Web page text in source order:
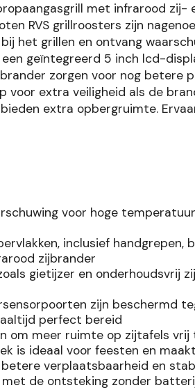
met infrarood
RVS grillroosters zijn
het grillen en ontvang
geïntegreerd 5 inch lcd-
zorgen voor nog betere
extra veiligheid als de
extra opbergruimte.
voor hoge
inclusief handgrepen,
zijbrander
gietijzer en onderhoudsvrij
zijn beschermd
perfect bereid
om meer ruimte op zijtafels
is ideaal voor feesten en
betere verplaatsbaarheid en
de ontsteking zonder